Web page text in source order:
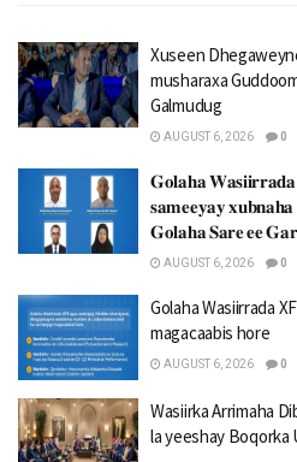
Xuseen
musharaxa
Galmudug
AUGUST 6, 2026 0
𝐆𝐨𝐥𝐚𝐡𝐚 𝐖𝐚𝐬𝐢𝐢𝐫𝐫𝐚𝐝𝐚
𝐬𝐚𝐦𝐞𝐞𝐲𝐚𝐲 𝐱𝐮𝐛𝐧𝐚𝐡𝐚
𝐆𝐨𝐥𝐚𝐡𝐚 𝐒𝐚𝐫𝐞 𝐞𝐞
AUGUST 6, 2026 0
Golaha Wasiirrada
magacaabis hore
AUGUST 6, 2026 0
Wasiirka Arrimaha
la yeeshay Boqorka